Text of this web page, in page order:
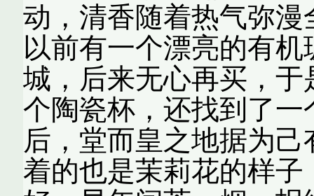
动，清香随着热气弥
以前有一个漂亮的有
城，后来无心再买，
个陶瓷杯，还找到了
后，堂而皇之地据为
着的也是茉莉花的样